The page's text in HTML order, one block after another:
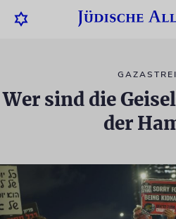
Wer sind die
der